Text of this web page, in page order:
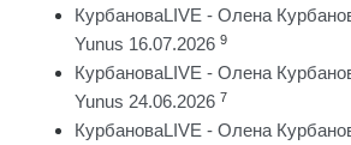
КурбановаLIVE - Олена
Yunus 16.07.2026 9
КурбановаLIVE - Олена
Yunus 24.06.2026 7
КурбановаLIVE - Олена